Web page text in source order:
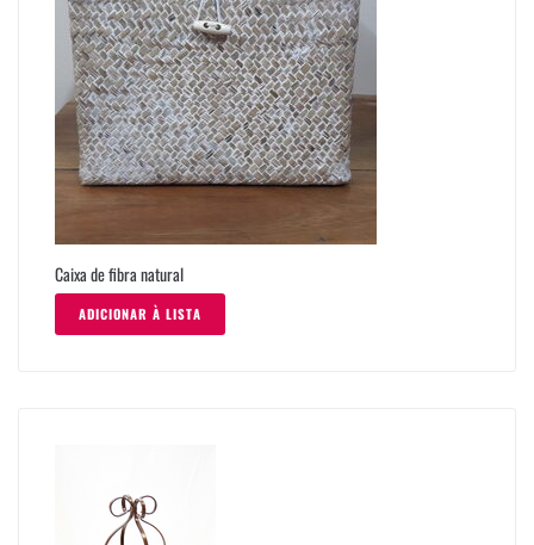
Caixa de fibra natural
ADICIONAR À LISTA